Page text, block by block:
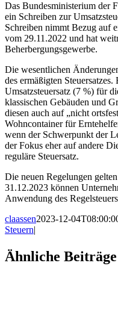
Das Bundesministerium der
ein Schreiben zur
Schreiben nimmt Bezug auf
vom 29.11.2022 und hat
Beherbergungsgewerbe.
Die wesentlichen
des ermäßigten
Umsatzsteuersatz (7 %) für
klassischen Gebäuden und
diesen auch auf „nicht
Wohncontainer für
wenn der Schwerpunkt der
der Fokus eher auf andere
reguläre Steuersatz.
Die neuen Regelungen
31.12.2023 können
Anwendung des
claassen2023-12-
Steuern|
Facebook
X
LinkedIn
WhatsApp
Xing
E-
Mail
Ähnliche Beiträge